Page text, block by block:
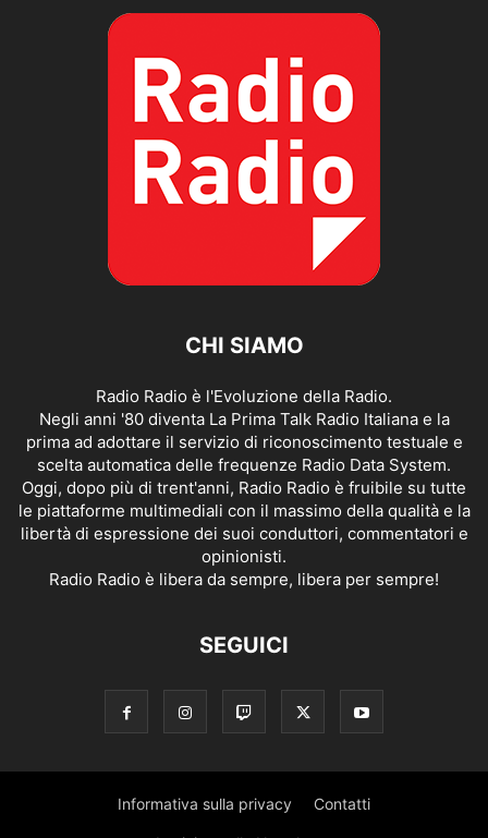
CHI SIAMO
Radio Radio è l'Evoluzione della Radio.
Negli anni '80 diventa La Prima Talk Radio Italiana e la
prima ad adottare il servizio di riconoscimento testuale e
scelta automatica delle frequenze Radio Data System.
Oggi, dopo più di trent'anni, Radio Radio è fruibile su tutte
le piattaforme multimediali con il massimo della qualità e la
libertà di espressione dei suoi conduttori, commentatori e
opinionisti.
Radio Radio è libera da sempre, libera per sempre!
SEGUICI
Informativa sulla privacy Contatti